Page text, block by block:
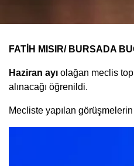
FATİH MISIR/ BURSADA
Haziran ayı olağan meclis
alınacağı öğrenildi.
Mecliste yapılan